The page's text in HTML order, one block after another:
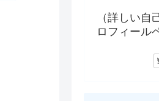
（詳しい
ロフィール